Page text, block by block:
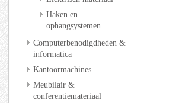
Haken en
ophangsystemen
Computerbenodigdheden &
informatica
Kantoormachines
Meubilair &
conferentiemateriaal